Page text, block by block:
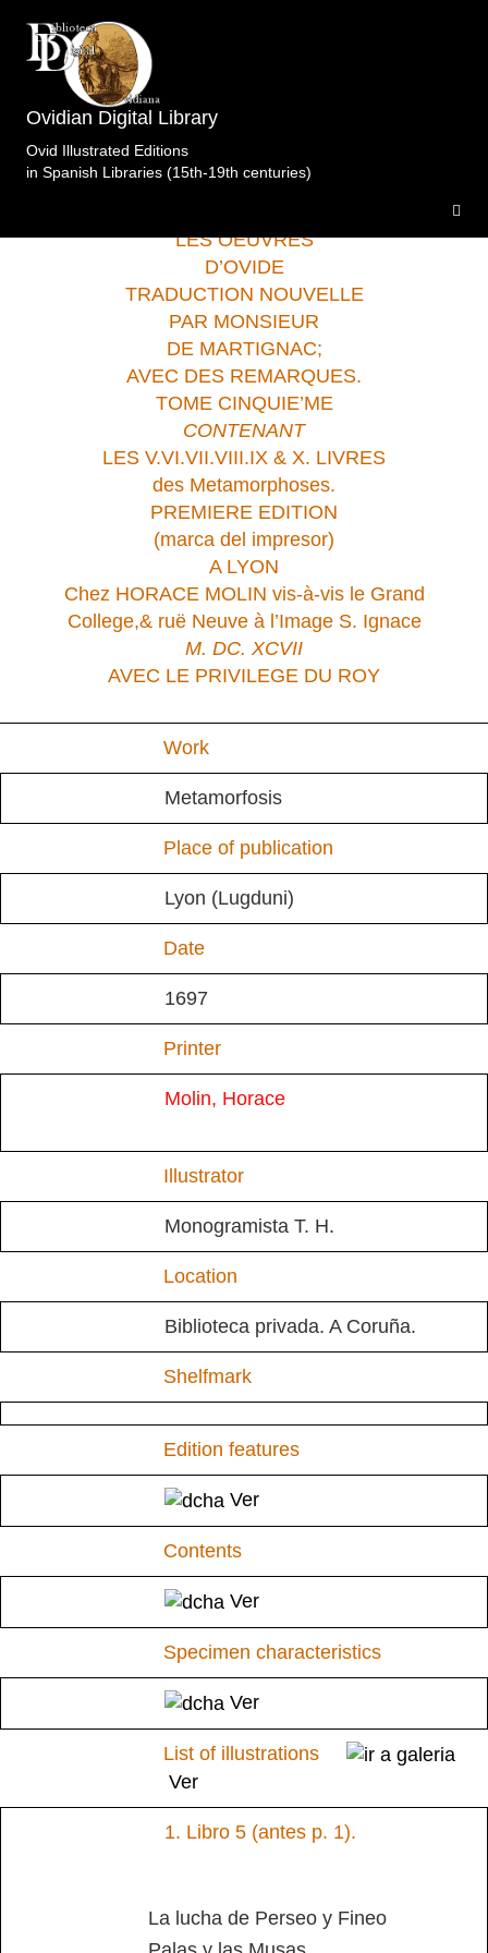
Ovidian Digital Library
Ovid Illustrated Editions
in Spanish Libraries (15th-19th centuries)
Biblioteca privada. A Coruña
completas.Martignac.Molin.Lyon.1697i.t5 .
LES OEUVRES
D’OVIDE
TRADUCTION NOUVELLE
PAR MONSIEUR
DE MARTIGNAC;
AVEC DES REMARQUES.
TOME CINQUIE’ME
CONTENANT
LES V.VI.VII.VIII.IX & X. LIVRES
des Metamorphoses.
PREMIERE EDITION
(marca del impresor)
A LYON
Chez HORACE MOLIN vis-à-vis le Grand
College,& ruë Neuve à l’Image S. Ignace
M. DC. XCVII
AVEC LE PRIVILEGE DU ROY
Work
Metamorfosis
Place of publication
Lyon (Lugduni)
Date
1697
Printer
Molin, Horace
Illustrator
Monogramista T. H.
Location
Biblioteca privada. A Coruña.
Shelfmark
Edition features
Ver
Contents
Ver
Specimen characteristics
Ver
List of illustrations
Ver
1. Libro 5 (antes p. 1).
La lucha de Perseo y Fineo